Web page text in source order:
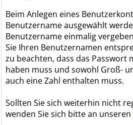
Beim Anlegen eines
Benutzername ausgewählt
Benutzername einmalig
Sie Ihren Benutzernamen
zu beachten, dass das Passwort
haben muss und sowohl Groß-
auch eine Zahl enthalten muss.
Sollten Sie sich weiterhin nicht
wenden Sie sich bitte an unseren